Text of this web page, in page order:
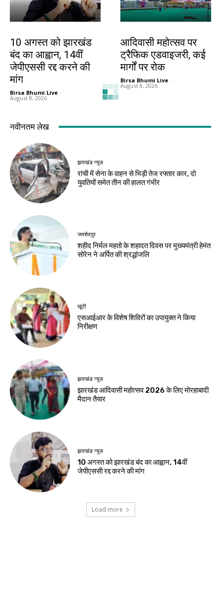
10 अगस्त को झारखंड
बंद का आह्वान, 14वीं
जेपीएससी रद्द करने की
मांग
Birsa Bhumi Live -
August 8, 2026
आदिवासी महोत्सव पर
ट्रैफिक एडवाइजरी, कई
मार्गों पर रोक
Birsa Bhumi Live -
August 8, 2026
झारखंड न्यूज़
JSSC-JPSC गड़बड़ी
के खिलाफ छात्रों का
घेराव मार्च
Birsa Bhumi Live
August 8, 2026
झारखंड न्यूज़
10 अगस्त को विधानसभा
करियर
मर्चेंट नेवी में कैसे बनाएं
करियर, कौन-सी पढ़ाई
जरूरी और कितनी मिलती
है सैलरी?
Birsa Bhumi Live -
August 8, 2026
नवीनतम लेख
रांची में सेना के वाहन से भिड़ी तेज रफ्तार कार, दो
युवतियों समेत तीन की हालत गंभीर
जमशेदपुर